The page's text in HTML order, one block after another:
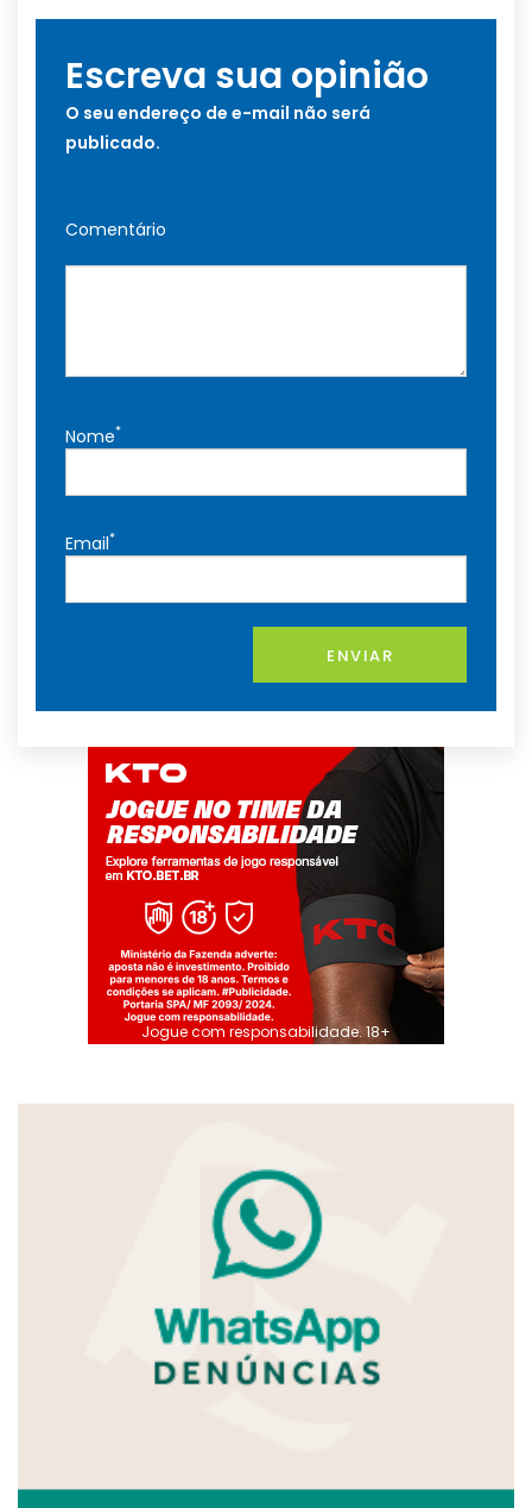
Escreva sua opinião
O seu endereço de e-mail não será
publicado.
Comentário
Nome*
Email*
ENVIAR
Jogue com responsabilidade. 18+